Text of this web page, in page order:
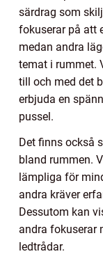
särdrag som
fokuserar på att
medan andra
temat i rummet.
till och med det
erbjuda en
pussel.
Det finns också
bland rummen.
lämpliga för
andra kräver
Dessutom kan
andra fokuserar
ledtrådar.